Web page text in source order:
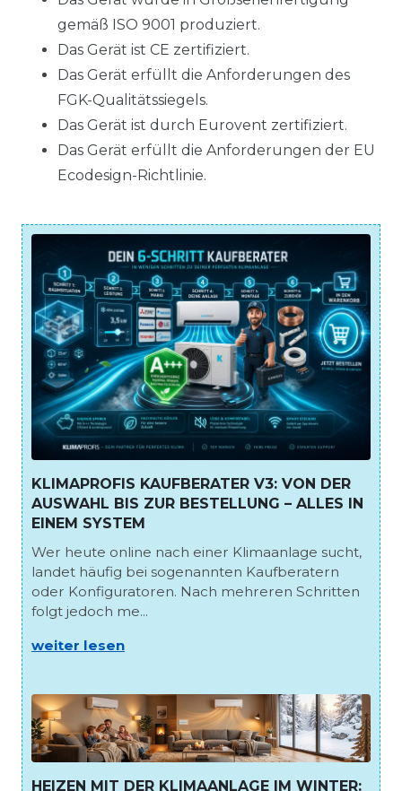
gemäß ISO 9001 produziert.
Das Gerät ist CE zertifiziert.
Das Gerät erfüllt die Anforderungen des
FGK-Qualitätssiegels.
Das Gerät ist durch Eurovent zertifiziert.
Das Gerät erfüllt die Anforderungen der EU
Ecodesign-Richtlinie.
KLIMAPROFIS KAUFBERATER V3: VON DER
AUSWAHL BIS ZUR BESTELLUNG – ALLES IN
EINEM SYSTEM
Wer heute online nach einer Klimaanlage sucht,
landet häufig bei sogenannten Kaufberatern
oder Konfiguratoren. Nach mehreren Schritten
folgt jedoch me...
weiter lesen
HEIZEN MIT DER KLIMAANLAGE IM WINTER: